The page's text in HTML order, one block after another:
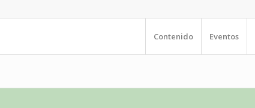
Contenido Eventos